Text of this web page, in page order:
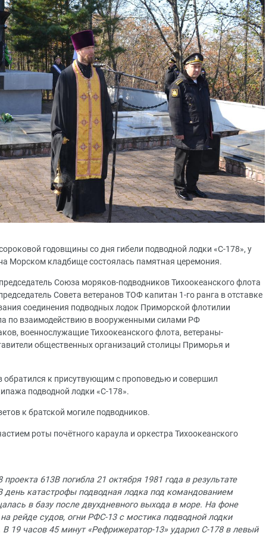
годовщины со дня гибели подводной лодки «С-178», у
Морском кладбище состоялась памятная церемония.
Союза моряков-подводников Тихоокеанского флота
Совета ветеранов ТОФ капитан 1-го ранга в отставке
соединения подводных лодок Приморской флотилии
по взаимодействию в вооруженными силами РФ
военнослужащие Тихоокеанского флота, ветераны-
общественных организаций столицы Приморья и
к присутвующим с проповедью и совершил
подводной лодки «С-178».
к братской могиле подводников.
роты почётного караула и оркестра Тихоокеанского
613В погибла 21 октября 1981 года в результате
катастрофы подводная лодка под командованием
в базу после двухдневного выхода в море. На фоне
рейде судов, огни РФС-13 с мостика подводной лодки
19 часов 45 минут «Рефрижератор-13» ударил С-178 в левый